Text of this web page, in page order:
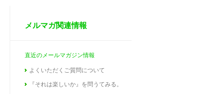
メルマガ関連情報
直近のメールマガジン情報
よくいただくご質問について
『それは楽しいか』を問うてみる。